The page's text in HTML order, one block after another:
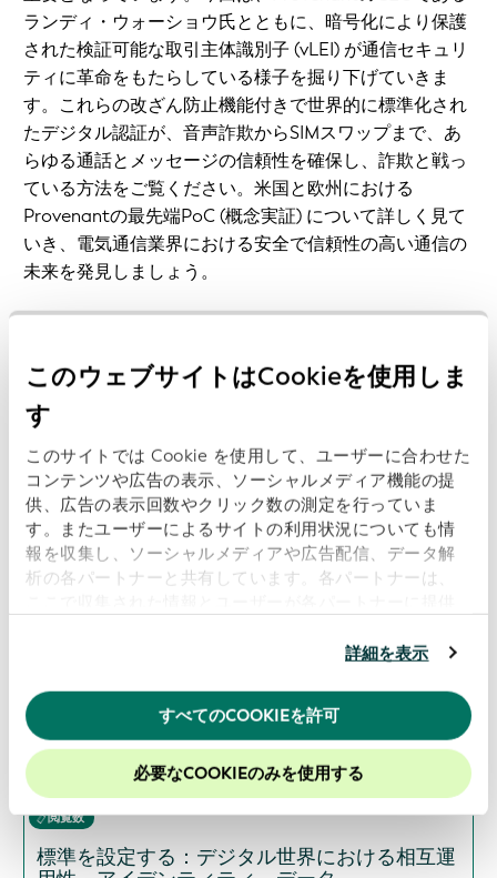
このウェブサイトはCookieを使用しま
す
このサイトでは Cookie を使用して、ユーザーに合わせた
コンテンツや広告の表示、ソーシャルメディア機能の提
供、広告の表示回数やクリック数の測定を行っていま
す。またユーザーによるサイトの利用状況についても情
報を収集し、ソーシャルメディアや広告配信、データ解
析の各パートナーと共有しています。各パートナーは、
用したときに収集した他の情報を組み合わせて使用する
ッキーに同意したことになります。
当社のウェブサイトでのエクスペリエンスを向上させる
ために、Cookieを有効にしておくことをお勧めします。
詳細を表示
すべてのCOOKIEを許可
必要なCOOKIEのみを使用する
ランディ・ウォーショウ氏とともに、暗号化により保護
された検証可能な取引主体識別子 (vLEI) が通信セキュリ
ティに革命をもたらしている様子を掘り下げていきま
す。これらの改ざん防止機能付きで世界的に標準化され
たデジタル認証が、音声詐欺からSIMスワップまで、あ
らゆる通話とメッセージの信頼性を確保し、詐欺と戦っ
ている方法をご覧ください。米国と欧州における
Provenantの最先端PoC (概念実証) について詳しく見て
いき、電気通信業界における安全で信頼性の高い通信の
未来を発見しましょう。
ます。今すぐ購読またはフォローしてください！
前のページ
次のページ
できるアイデンティティ」の重要性
日付: 2026-06-29
閲覧数
標準を設定する：デジタル世界における相互運